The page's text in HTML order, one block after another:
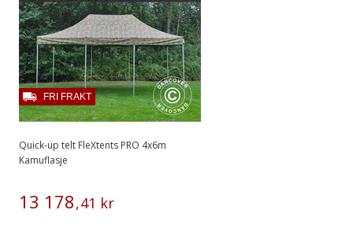
Quick-up telt FleXtents PRO 4x6m
Kamuflasje
13 178,41 kr
FRI FRAKT